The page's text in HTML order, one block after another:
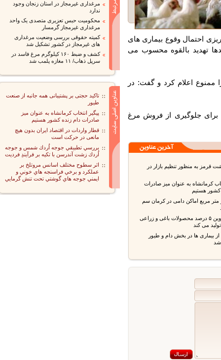
احتمال وقوع بیماری های
تهدید بالقوه محسوب می
اعلام کرد و گفت: در
جلوگیری از فروش مرغ
به منظور تنظیم بازار در
کرمانشاه به عنوان میز صادرات
هستیم
متر مربع اماکن دامی در کرمان سم
استان قزوین ۵ درصد محصولات باغی و زراعی
می کند
بیماری ها در بخش دام و طیور
مرغداری غیرمجاز در استان زنجان وجود
ندارد
محکومیت حبس تعزیری متصدی یک واحد
مرغداری غیرمجاز گرمسار
کمیته حقوقی بررسی وضعیت مرغداری
های غیرمجاز در کشور تشکیل شد
کشف و ضبط ۱۶۰ کیلوگرم مرغ فاسد در
سرپل ذهاب/ ۱۱ مغازه پلمب شد
تاکید حجتی بر پشتیبانی همه جانبه از صنعت
طیور
پیگیر انتخاب کرمانشاه به عنوان میز
صادرات دام زنده کشور هستیم
قطار واردات در اقتصاد ایران بدون هیچ
مانعی در حرکت است
بررسي تطبيقي جوجه اُردك شمس و جوجه
اُردك زشت آندرسن با تكيه بر فرآيندِ فرديت
اثر سطوح مختلف اسانس مروتلخ بر
عملكرد و برخي فراسنجه هاي خوني و
ايمني جوجه هاي گوشتي تحت تنش گرمايي